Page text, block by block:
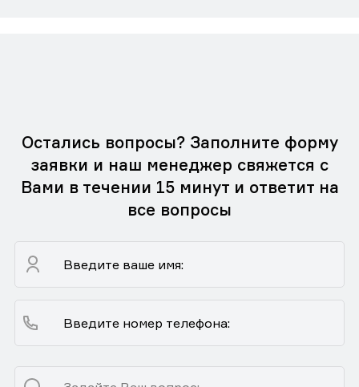
Остались вопросы? Заполните форму
заявки и наш менеджер свяжется с
Вами в течении 15 минут и ответит на
все вопросы